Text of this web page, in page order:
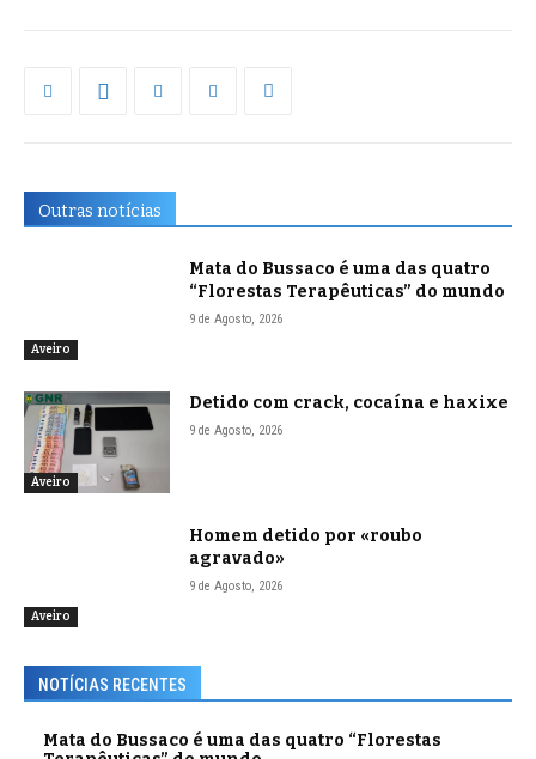
Outras notícias
Aveiro
Mata do Bussaco é uma das quatro
“Florestas Terapêuticas” do mundo
9 de Agosto, 2026
Aveiro
Detido com crack, cocaína e haxixe
9 de Agosto, 2026
Aveiro
Homem detido por «roubo
agravado»
9 de Agosto, 2026
NOTÍCIAS RECENTES
Mata do Bussaco é uma das quatro “Florestas